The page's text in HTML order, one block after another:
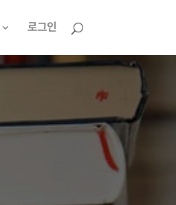
로그인